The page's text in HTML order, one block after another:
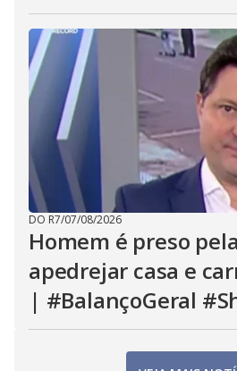
DO R7/07/08/2026
Homem é preso
apedrejar casa e
| #BalançoGeral